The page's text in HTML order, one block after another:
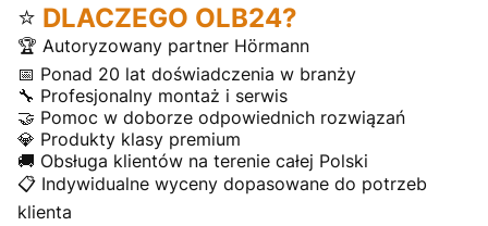
⭐ DLACZEGO OLB24?
🏆 Autoryzowany partner Hörmann
📅 Ponad 20 lat doświadczenia w branży
🔧 Profesjonalny montaż i serwis
🤝 Pomoc w doborze odpowiednich rozwiązań
💎 Produkty klasy premium
🚚 Obsługa klientów na terenie całej Polski
📋 Indywidualne wyceny dopasowane do potrzeb
klienta